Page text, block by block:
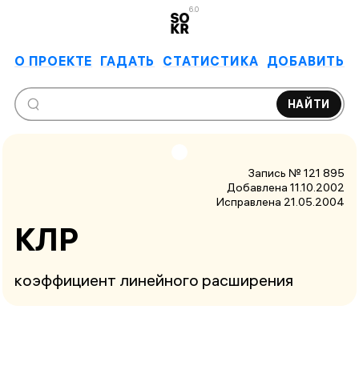
6.0
О ПРОЕКТЕ ГАДАТЬ СТАТИСТИКА ДОБАВИТЬ
НАЙТИ
Запись № 121 895
Добавлена 11.10.2002
Исправлена 21.05.2004
КЛР
коэффициент линейного расширения